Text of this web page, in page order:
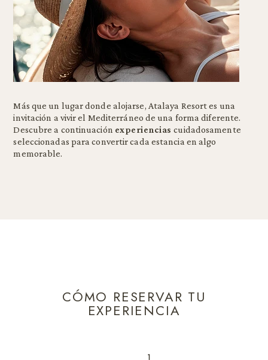
Más que un lugar donde alojarse, Atalaya Resort es una
invitación a vivir el Mediterráneo de una forma diferente.
Descubre a continuación experienciascuidadosamente
seleccionadas para convertir cada estancia en algo
memorable.
CÓMO RESERVAR TU
EXPERIENCIA